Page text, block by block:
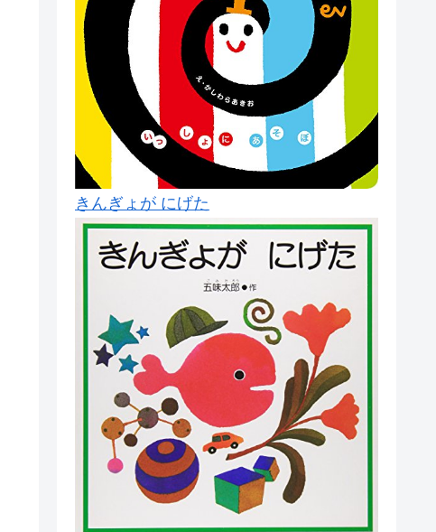
きんぎょが にげた